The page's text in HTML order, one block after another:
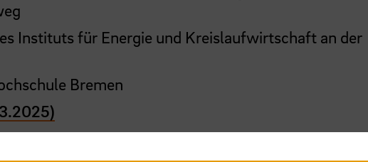
Instituts für Energie und Kreislaufwirtschaft an der
Bremen